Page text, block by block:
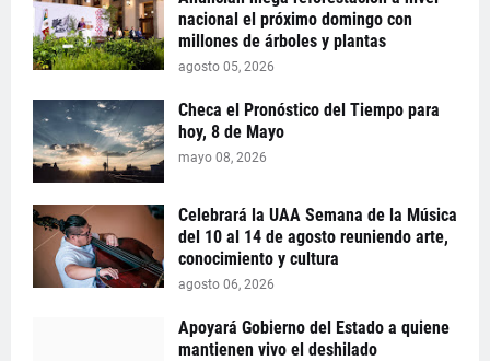
nacional el próximo domingo con
millones de árboles y plantas
agosto 05, 2026
Checa el Pronóstico del Tiempo para
hoy, 8 de Mayo
mayo 08, 2026
Celebrará la UAA Semana de la Música
del 10 al 14 de agosto reuniendo arte,
conocimiento y cultura
agosto 06, 2026
Apoyará Gobierno del Estado a quiene
mantienen vivo el deshilado